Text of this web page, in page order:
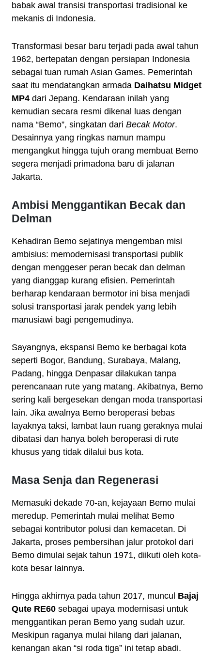
babak awal transisi transportasi tradisional ke
mekanis di Indonesia.
Transformasi besar baru terjadi pada awal tahun
1962, bertepatan dengan persiapan Indonesia
sebagai tuan rumah Asian Games. Pemerintah
saat itu mendatangkan armada Daihatsu Midget
MP4 dari Jepang. Kendaraan inilah yang
kemudian secara resmi dikenal luas dengan
nama “Bemo”, singkatan dari Becak Motor.
Desainnya yang ringkas namun mampu
mengangkut hingga tujuh orang membuat Bemo
segera menjadi primadona baru di jalanan
Jakarta.
Ambisi Menggantikan Becak dan
Delman
Kehadiran Bemo sejatinya mengemban misi
ambisius: memodernisasi transportasi publik
dengan menggeser peran becak dan delman
yang dianggap kurang efisien. Pemerintah
berharap kendaraan bermotor ini bisa menjadi
solusi transportasi jarak pendek yang lebih
manusiawi bagi pengemudinya.
Sayangnya, ekspansi Bemo ke berbagai kota
seperti Bogor, Bandung, Surabaya, Malang,
Padang, hingga Denpasar dilakukan tanpa
perencanaan rute yang matang. Akibatnya, Bemo
sering kali bergesekan dengan moda transportasi
lain. Jika awalnya Bemo beroperasi bebas
layaknya taksi, lambat laun ruang geraknya mulai
dibatasi dan hanya boleh beroperasi di rute
khusus yang tidak dilalui bus kota.
Masa Senja dan Regenerasi
Memasuki dekade 70-an, kejayaan Bemo mulai
meredup. Pemerintah mulai melihat Bemo
sebagai kontributor polusi dan kemacetan. Di
Jakarta, proses pembersihan jalur protokol dari
Bemo dimulai sejak tahun 1971, diikuti oleh kota-
kota besar lainnya.
Hingga akhirnya pada tahun 2017, muncul Bajaj
Qute RE60 sebagai upaya modernisasi untuk
menggantikan peran Bemo yang sudah uzur.
Meskipun raganya mulai hilang dari jalanan,
kenangan akan “si roda tiga” ini tetap abadi.